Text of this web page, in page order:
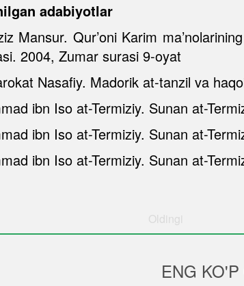
adabiyotlar
Mansur. Qur’oni Karim
2004, Zumar surasi 9-oyat
Nasafiy. Madorik at-tanzil va
ibn Iso at-Termiziy. Sunan at-
ibn Iso at-Termiziy. Sunan at-
ibn Iso at-Termiziy. Sunan at-
Oldingi
ENG